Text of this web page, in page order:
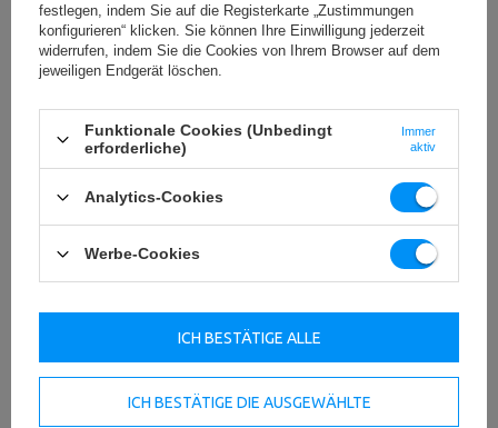
Free Weight Serie - Freihanteltraining
Die Free Weight Serie von Marbo ist ein kommerzielles
Freihantelgerät, das für professionelle Bodybuilder
ihren Übungen legen.
festlegen, indem Sie auf die Registerkarte „Zustimmungen
konfigurieren“ klicken. Sie können Ihre Einwilligung jederzeit
widerrufen, indem Sie die Cookies von Ihrem Browser auf dem
jeweiligen Endgerät löschen.
Funktionale Cookies (Unbedingt
erforderliche)
Immer
aktiv
Analytics-Cookies
Werbe-Cookies
ICH BESTÄTIGE DIE AUSGEWÄHLTE
ICH BESTÄTIGE ALLE